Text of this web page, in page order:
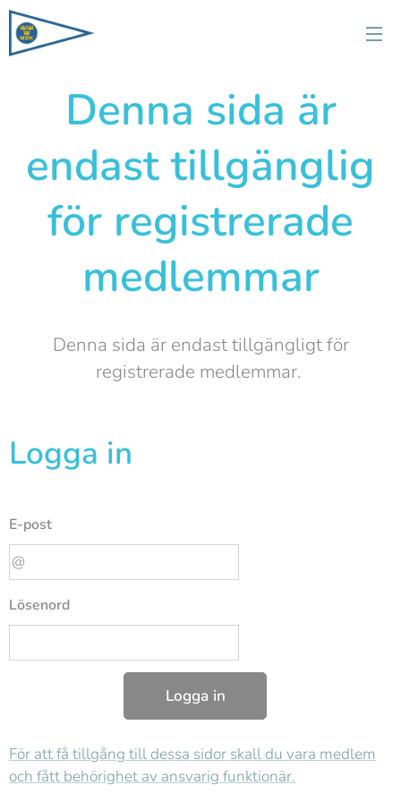
Denna sida är
endast tillgänglig
för registrerade
medlemmar
Denna sida är endast tillgängligt för
registrerade medlemmar.
Logga in
E-post
Lösenord
Logga in
För att få tillgång till dessa sidor skall du vara medlem
och fått behörighet av ansvarig funktionär.